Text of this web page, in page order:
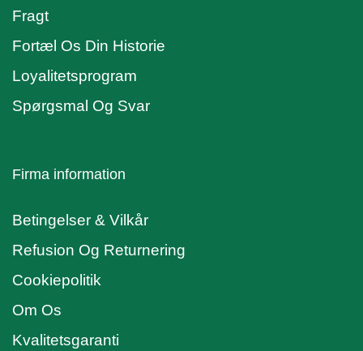
Fragt
Fortæl Os Din Historie
Loyalitetsprogram
Spørgsmal Og Svar
Firma information
Betingelser & Vilkår
Refusion Og Returnering
Cookiepolitik
Om Os
Kvalitetsgaranti